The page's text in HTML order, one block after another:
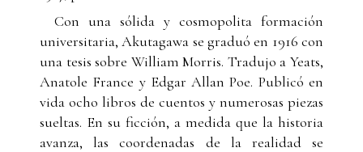
Con una sólida y cosmopolita formación
universitaria, Akutagawa se graduó en 1916 con
una tesis sobre William Morris. Tradujo a Yeats,
Anatole France y Edgar Allan Poe. Publicó en
vida ocho libros de cuentos y numerosas piezas
sueltas. En su ficción, a medida que la historia
avanza, las coordenadas de la realidad se